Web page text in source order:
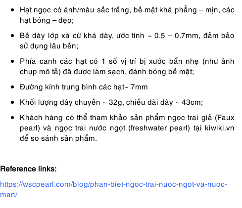
Hạt ngọc có ánh/màu sắc trắng, bề mặt khá phẳng – mịn, các
hạt bóng – đẹp;
Bề dày lớp xà cừ khá dày, ước tính ~ 0.5 – 0.7mm, đảm bảo
sử dụng lâu bền;
Phía canh các hạt có 1 số vị trí bị xước bẩn nhẹ (như ảnh
chụp mô tả) đã được làm sạch, đánh bóng bề mặt;
Đường kính trung bình các hạt~ 7mm
Khối lượng dây chuyền ~ 32g, chiều dài dây ~ 43cm;
Khách hàng có thể tham khảo sản phẩm ngọc trai giả (Faux
pearl) và ngọc trai nước ngọt (freshwater pearl) tại kiwiki.vn
để so sánh sản phẩm.
Reference links:
https://wscpearl.com/blog/phan-biet-ngoc-trai-nuoc-ngot-va-nuoc-
man/